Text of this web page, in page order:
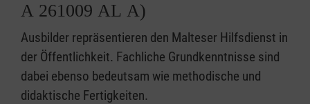
A 261009 AL A)
Ausbilder repräsentieren den Malteser Hilfsdienst in
der Öffentlichkeit. Fachliche Grundkenntnisse sind
dabei ebenso bedeutsam wie methodische und
didaktische Fertigkeiten.